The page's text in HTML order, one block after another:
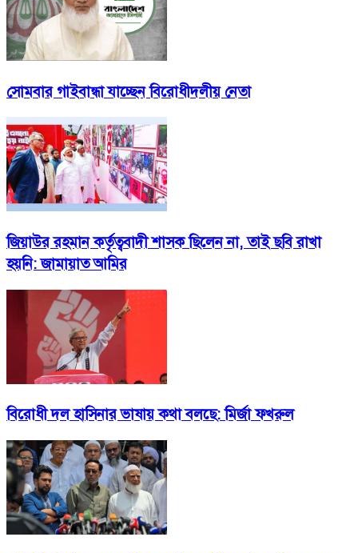
সোমবার গাইবান্ধা যাচ্ছেন বিরোধীদলীয় নেতা
জিয়াউর রহমান কর্তৃত্ববাদী শাসক ছিলেন না, তাই ছবি রাখা
হয়নি: জামায়াত আমির
বিরোধী দল হাসিনার ভাষায় কথা বলছে: মির্জা ফখরুল